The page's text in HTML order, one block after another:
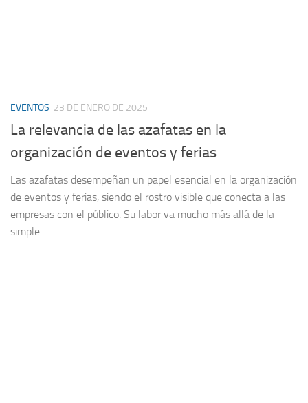
EVENTOS 23 DE ENERO DE 2025
La relevancia de las azafatas en la
organización de eventos y ferias
Las azafatas desempeñan un papel esencial en la organización
de eventos y ferias, siendo el rostro visible que conecta a las
empresas con el público. Su labor va mucho más allá de la
simple...